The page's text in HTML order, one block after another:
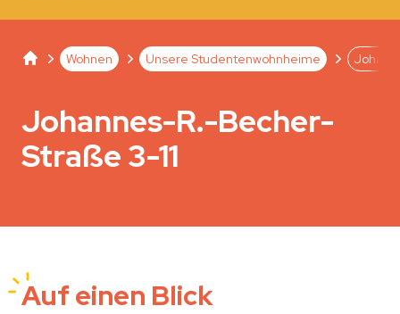
Studentenwerk Leipzig
SeparatorWohnen
Separator Unsere Studentenwohnheime
Separator
Johannes-R.-Becher-
Straße 3-11
Auf einen Blick